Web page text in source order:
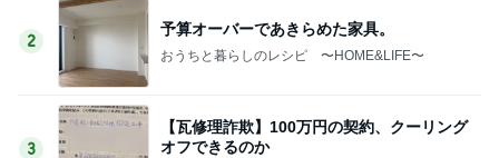
2
予算オーバーであきらめた家具。
おうちと暮らしのレシピ 〜HOME&LIFE〜
3
【瓦修理詐欺】100万円の契約、クーリング
オフできるのか